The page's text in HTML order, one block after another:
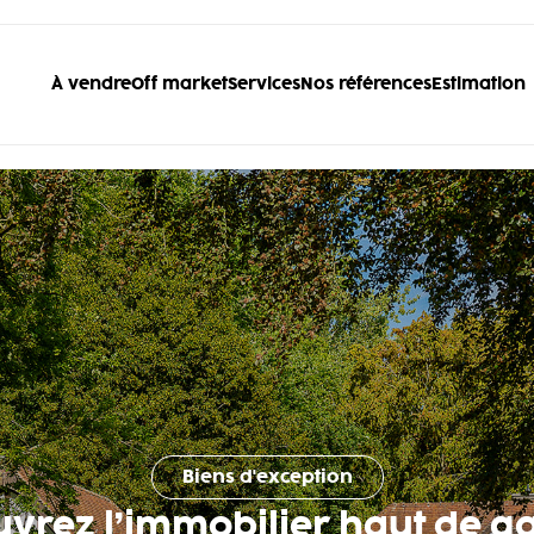
À vendreOff marketServices Nos références Estimation
Biens d'exception